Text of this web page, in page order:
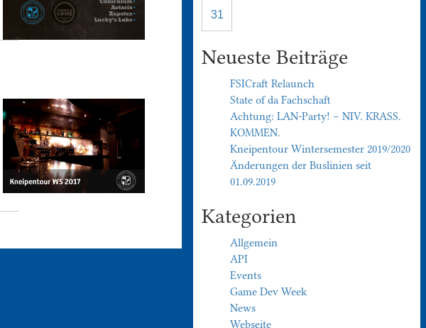
31
Neueste Beiträge
FSICraft Relaunch
State of da Fachschaft
Achtung: LAN-Party! – NIV. KRASS.
KOMMEN.
Kneipentour Wintersemester 2019/2020
Änderungen der Buslinien seit
01.09.2019
Kategorien
Allgemein
API
Events
Game Dev Week
News
Webseite